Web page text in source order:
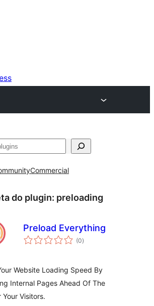
Commercial
do plugin: preloading
Preload Everything
(0valoracións
totais
)
Website Loading Speed By
Internal Pages Ahead Of The
Your Visitors.